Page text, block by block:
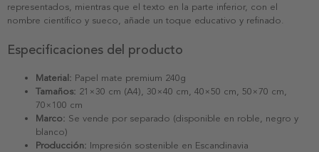
representados, mientras que el texto en la parte inferior, con el
nombre científico y sueco, añade un toque educativo y refinado.
Especificaciones del producto
Material: Papel mate premium 240g
Tamaños: 21×30 cm (A4), 30×40 cm, 40×50 cm, 50×70 cm,
70×100 cm
Marco: Se vende por separado (disponible en roble, negro y
blanco)
Producción: Impresión sostenible en Escandinavia